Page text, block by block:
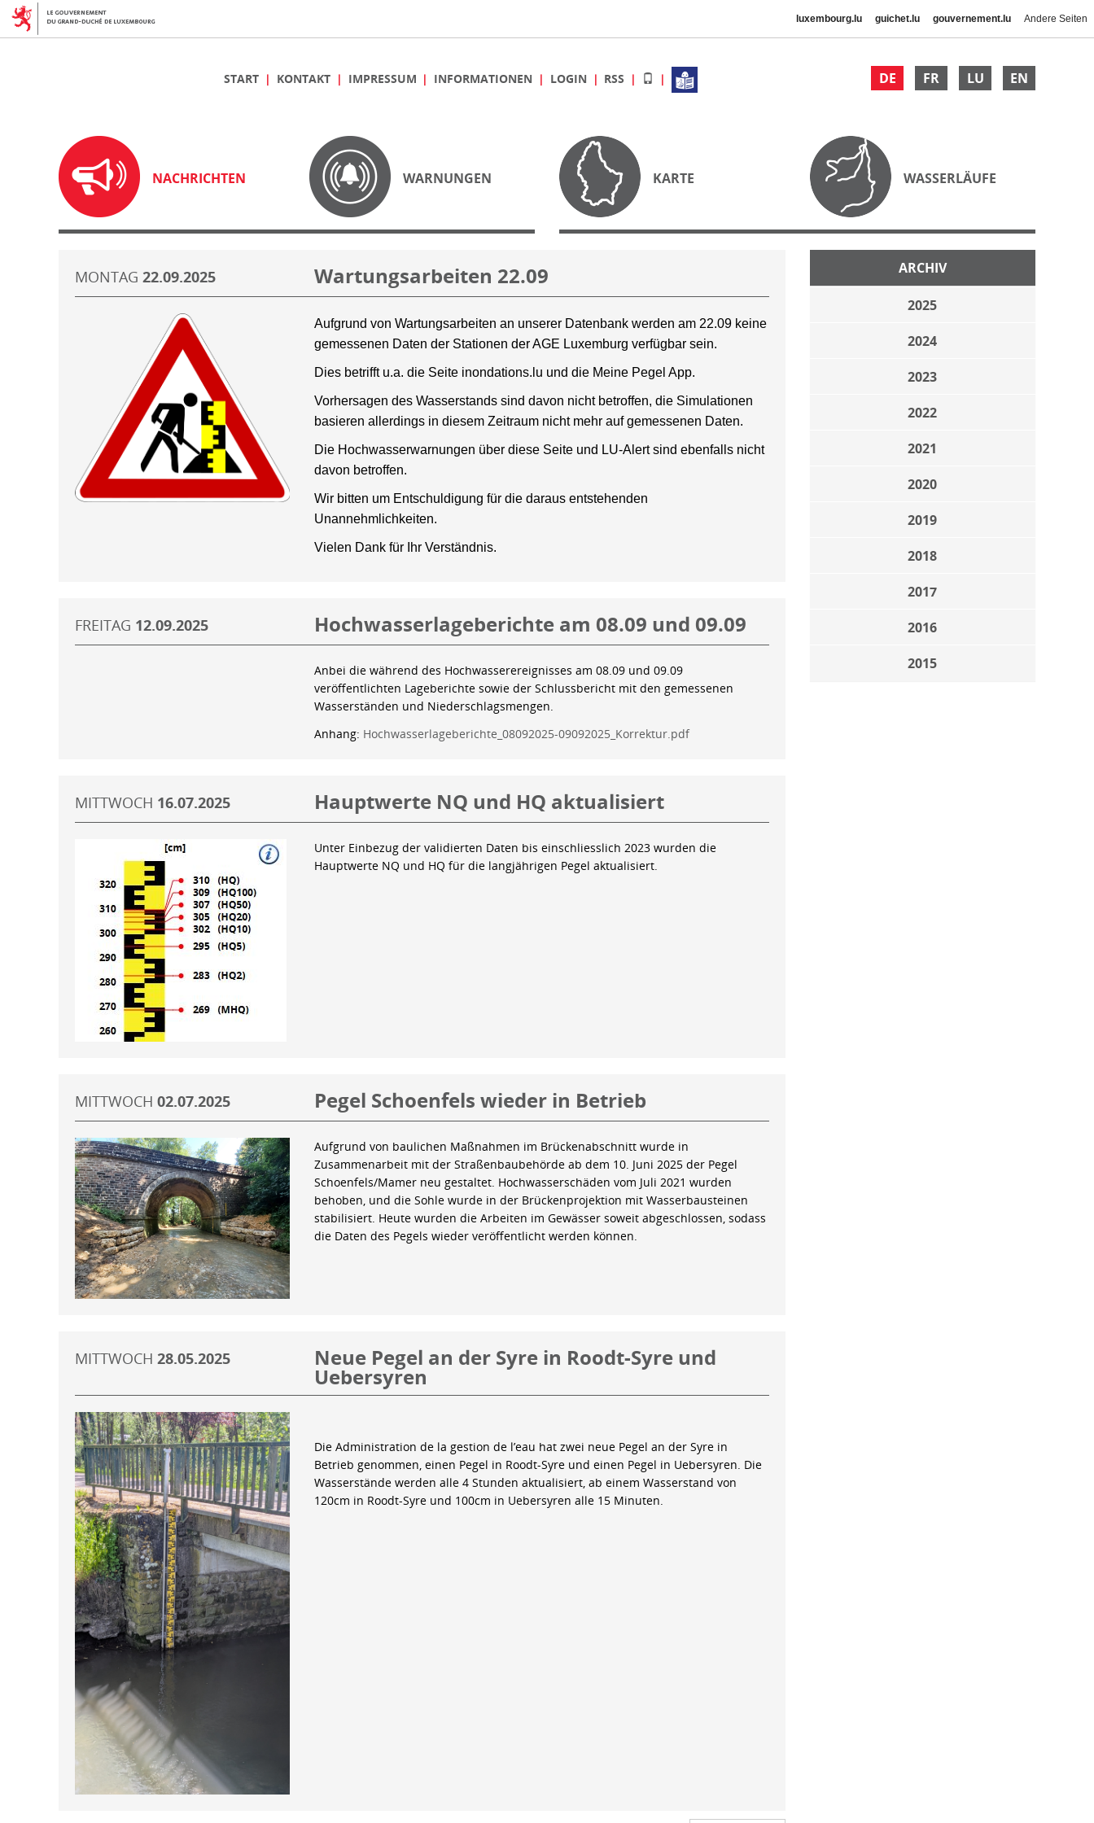
luxembourg.lu guichet.lu gouvernement.lu Andere Seiten
DE FR LU EN
START KONTAKT IMPRESSUM INFORMATIONEN LOGIN RSS
NACHRICHTEN WARNUNGEN KARTE WASSERLÄUFE
ARCHIV
2025
2024
2023
2022
2021
2020
2019
2018
2017
2016
2015
MONTAG 22.09.2025 Wartungsarbeiten 22.09
Aufgrund von Wartungsarbeiten an unserer Datenbank werden am 22.09 keine
gemessenen Daten der Stationen der AGE Luxemburg verfügbar sein.
Dies betrifft u.a. die Seite inondations.lu und die Meine Pegel App.
Vorhersagen des Wasserstands sind davon nicht betroffen, die Simulationen
basieren allerdings in diesem Zeitraum nicht mehr auf gemessenen Daten.
Die Hochwasserwarnungen über diese Seite und LU-Alert sind ebenfalls nicht
davon betroffen.
Wir bitten um Entschuldigung für die daraus entstehenden
Unannehmlichkeiten.
Vielen Dank für Ihr Verständnis.
FREITAG 12.09.2025 Hochwasserlageberichte am 08.09 und 09.09
Anbei die während des Hochwasserereignisses am 08.09 und 09.09
veröffentlichten Lageberichte sowie der Schlussbericht mit den gemessenen
Wasserständen und Niederschlagsmengen.
Anhang: Hochwasserlageberichte_08092025-09092025_Korrektur.pdf
MITTWOCH 16.07.2025 Hauptwerte NQ und HQ aktualisiert
Unter Einbezug der validierten Daten bis einschliesslich 2023 wurden die
Hauptwerte NQ und HQ für die langjährigen Pegel aktualisiert.
MITTWOCH 02.07.2025 Pegel Schoenfels wieder in Betrieb
Aufgrund von baulichen Maßnahmen im Brückenabschnitt wurde in
Zusammenarbeit mit der Straßenbaubehörde ab dem 10. Juni 2025 der Pegel
Schoenfels/Mamer neu gestaltet. Hochwasserschäden vom Juli 2021 wurden
behoben, und die Sohle wurde in der Brückenprojektion mit Wasserbausteinen
stabilisiert. Heute wurden die Arbeiten im Gewässer soweit abgeschlossen, sodass
die Daten des Pegels wieder veröffentlicht werden können.
MITTWOCH 28.05.2025 Neue Pegel an der Syre in Roodt-Syre und
Uebersyren
Die Administration de la gestion de l’eau hat zwei neue Pegel an der Syre in
Betrieb genommen, einen Pegel in Roodt-Syre und einen Pegel in Uebersyren. Die
Wasserstände werden alle 4 Stunden aktualisiert, ab einem Wasserstand von
120cm in Roodt-Syre und 100cm in Uebersyren alle 15 Minuten.